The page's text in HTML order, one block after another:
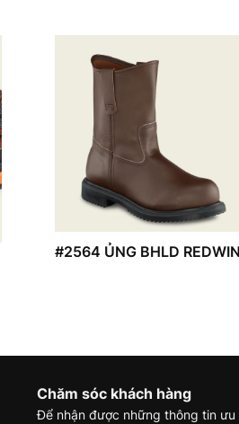
#2564 ỦNG BHLD
Chăm sóc khách hàng
Để nhận được những thông tin ưu